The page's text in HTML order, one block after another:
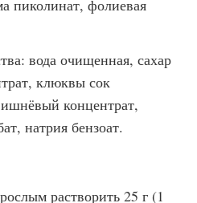
пиколинат, фолиевая
вода очищенная, сахар
клюквы сок
концентрат,
натрия бензоат.
растворить 25 г (1